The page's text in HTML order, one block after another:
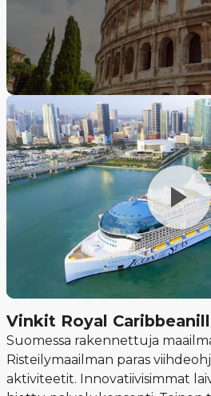
Vinkit Royal
Suomessa rakennettuja
Risteilymaailman paras
aktiviteetit. Innovatiivisimmat